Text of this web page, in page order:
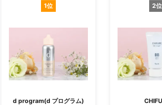
1位
d program(d プログラム)
2位